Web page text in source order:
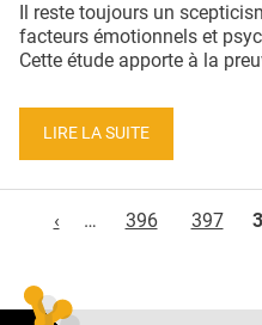
Il reste toujours un
facteurs émotionnels et
Cette étude apporte à la
LIRE LA SUITE
‹
… 396 397